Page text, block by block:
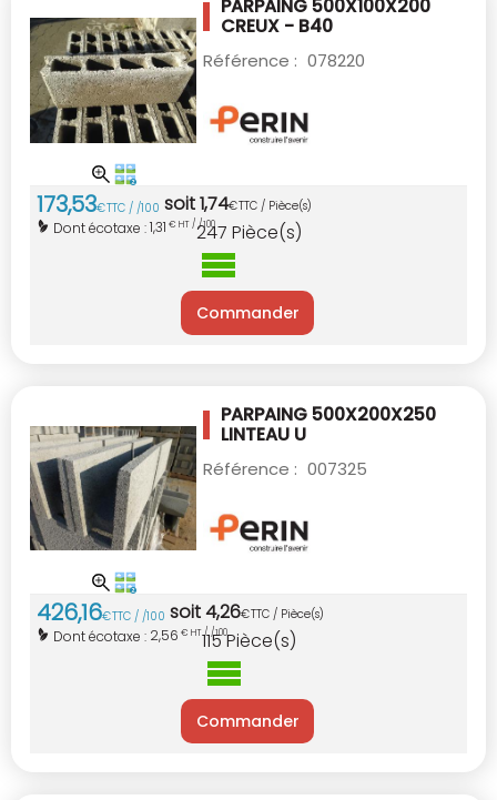
PARPAING 500X100X200
CREUX - B40
Référence : 078220
173,53€TTC / /100 soit1,74€TTC / Pièce(s)
Dont écotaxe :1,31 € HT / /100
247 Pièce(s)
Commander
PARPAING 500X200X250
LINTEAU U
Référence : 007325
426,16€TTC / /100 soit4,26€TTC / Pièce(s)
Dont écotaxe : 2,56 € HT / /100
115Pièce(s)
Commander